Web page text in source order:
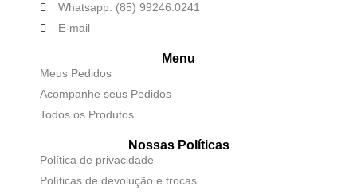
Whatsapp: (85) 99246.0241
E-mail
Menu
Meus Pedidos
Acompanhe seus Pedidos
Todos os Produtos
Nossas Políticas
Política de privacidade
Políticas de devolução e trocas